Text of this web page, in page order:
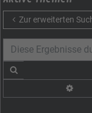
Zur erweiterten